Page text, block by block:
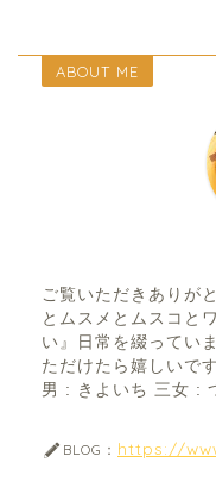
ABOUT ME
ご覧いただきありが
とムスメとムスコと
い』日常を綴ってい
ただけたら嬉しいで
男 : きよいち 三女 :
BLOG： https://